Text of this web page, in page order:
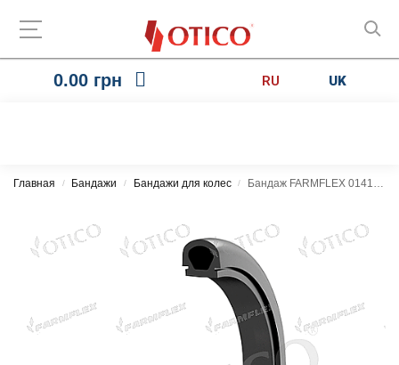
0.00 грн RU UK
Главная / Бандажи / Бандажи для колес / Бандаж FARMFLEX 014100.00 325×50